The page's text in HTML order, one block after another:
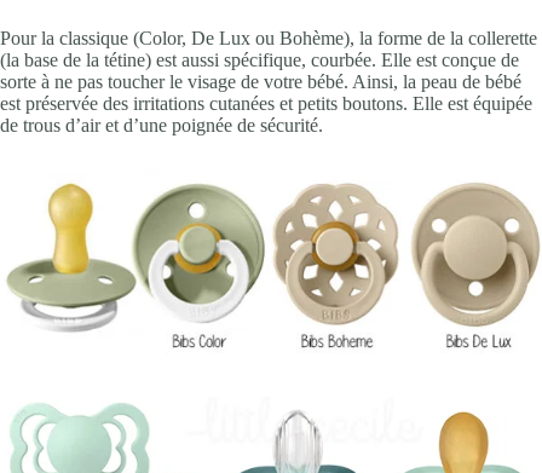
Pour la classique (Color, De Lux ou Bohème), la forme de la collerette
(la base de la tétine) est aussi spécifique, courbée. Elle est conçue de
sorte à ne pas toucher le visage de votre bébé. Ainsi, la peau de bébé
est préservée des irritations cutanées et petits boutons. Elle est équipée
de trous d’air et d’une poignée de sécurité.